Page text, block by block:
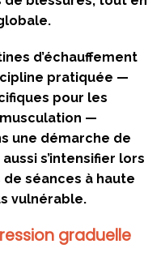
d’échauffement
pratiquée —
pour les
—
une démarche de
s’intensifier lors
séances à haute
vulnérable.
graduelle